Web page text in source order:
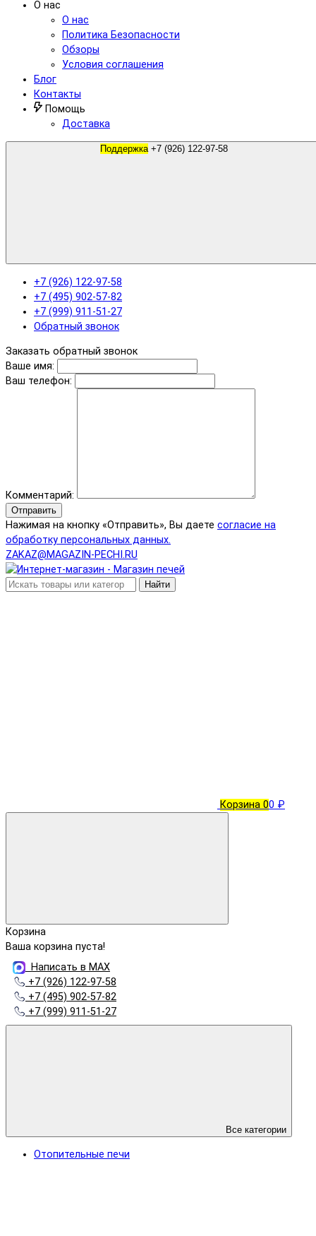
О нас
О нас
Политика Безопасности
Обзоры
Условия соглашения
Блог
Контакты
Помощь
Доставка
Поддержка +7 (926) 122-97-58
+7 (926) 122-97-58
+7 (495) 902-57-82
+7 (999) 911-51-27
Обратный звонок
Заказать обратный звонок
Ваше имя:
Ваш телефон:
Комментарий:
Отправить
Нажимая на кнопку «Отправить», Вы даете согласие на
обработку персональных данных.
ZAKAZ@MAGAZIN-PECHI.RU
Найти
Корзина 00 ₽
Корзина
Ваша корзина пуста!
Написать в MAX
+7 (926) 122-97-58
+7 (495) 902-57-82
+7 (999) 911-51-27
Все категории
Отопительные печи